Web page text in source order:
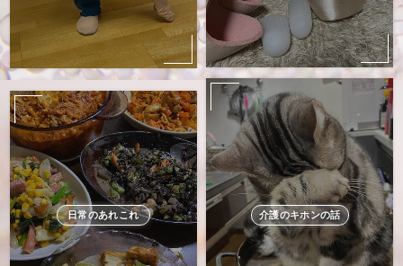
日常のあれこれ 介護のキホンの話